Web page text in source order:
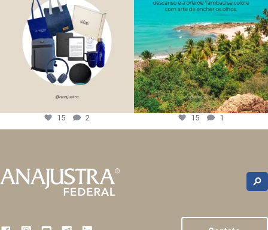
15 2 15 1